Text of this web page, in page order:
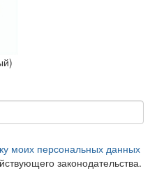
моих персональных данных
законодательства.